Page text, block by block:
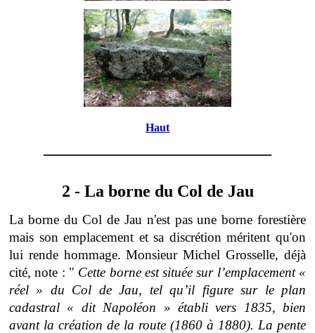
Haut
2 - La borne du Col de Jau
La borne du Col de Jau n'est pas une borne forestière
mais son emplacement et sa discrétion méritent qu'on
lui rende hommage. Monsieur Michel Grosselle, déjà
cité, note : " Cette borne est située sur l’emplacement «
réel » du Col de Jau, tel qu’il figure sur le plan
cadastral « dit Napoléon » établi vers 1835, bien
avant la création de la route (1860 à 1880). La pente